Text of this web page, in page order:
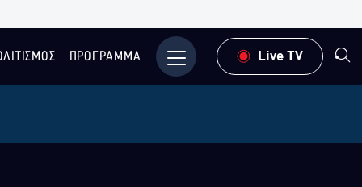
ΠΡΟΓΡΑΜΜΑ Μενού Live TV